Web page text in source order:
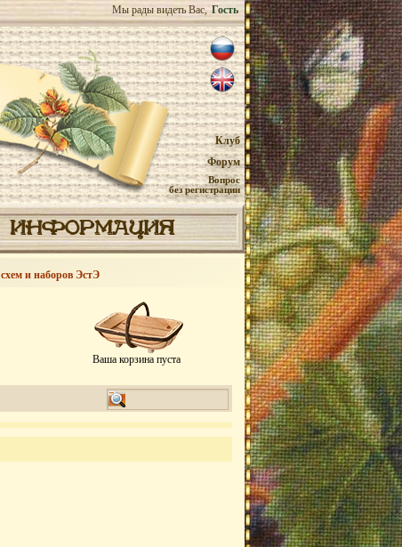
Мы рады видеть Вас, Гость
Клуб
Форум
Вопрос
без регистрации
ИНФОРМАЦИЯ
схем и наборов ЭстЭ
Ваша корзина пуста